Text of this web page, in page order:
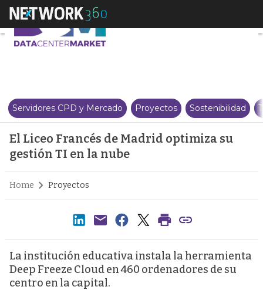
El Liceo Francés de Madrid
Servidores CPD y Mercado Proyectos Sostenibilidad
El Liceo Francés de Madrid optimiza su
gestión TI en la nube
Home Proyectos
La institución educativa instala la herramienta
Deep Freeze Cloud en 460 ordenadores de su
centro en la capital.